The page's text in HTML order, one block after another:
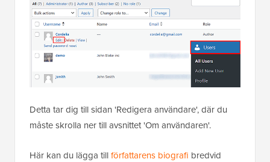
Detta tar dig till sidan 'Redigera användare', där du
måste skrolla ner till avsnittet 'Om användaren'.
Här kan du lägga tillförfattarens biografi bredvid